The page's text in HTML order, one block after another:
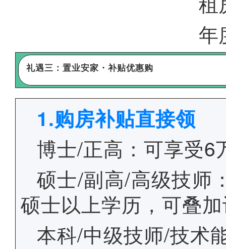
年
礼遇三：置业安家・补贴优惠购
1.购房补贴直接领
博士/正高：可享受6
硕士/副高/高级技师
硕士以上学历，可叠
本科/中级技师/技术